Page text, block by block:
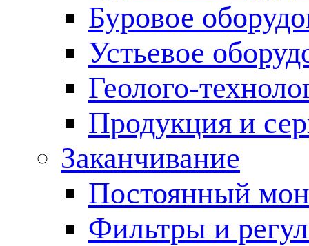
Буровое
Устьевое
Геолого-
Продукция и
Заканчивание
Постоянный
Фильтры и